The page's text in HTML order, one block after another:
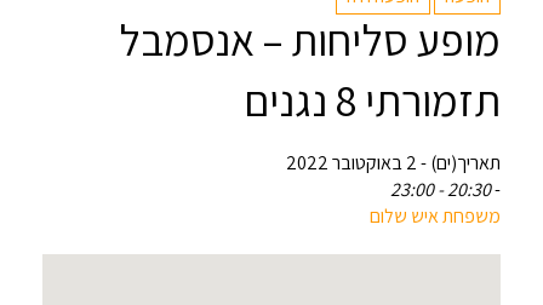
מופע סליחות – אנסמבל
תזמורתי 8 נגנים
תאריך(ים) - 2 באוקטובר 2022
-
20:30 - 23:00
משפחת איש שלום